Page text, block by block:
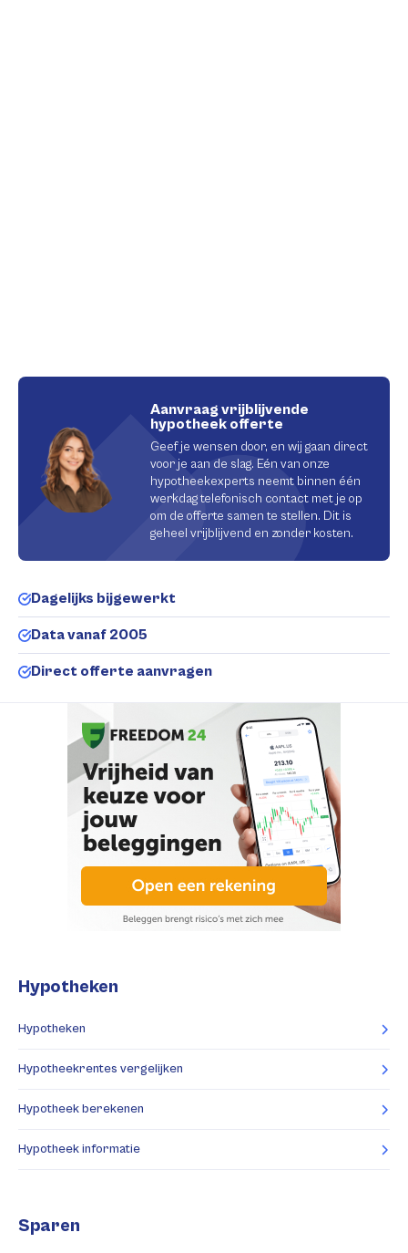
Aanvraag vrijblijvende
hypotheek offerte
Geef je wensen door, en wij gaan direct
voor je aan de slag. Eén van onze
hypotheekexperts neemt binnen één
werkdag telefonisch contact met je op
om de offerte samen te stellen. Dit is
geheel vrijblijvend en zonder kosten.
Dagelijks bijgewerkt
Data vanaf 2005
Direct offerte aanvragen
Hypotheken
Hypotheken
Hypotheekrentes vergelijken
Hypotheek berekenen
Hypotheek informatie
Sparen